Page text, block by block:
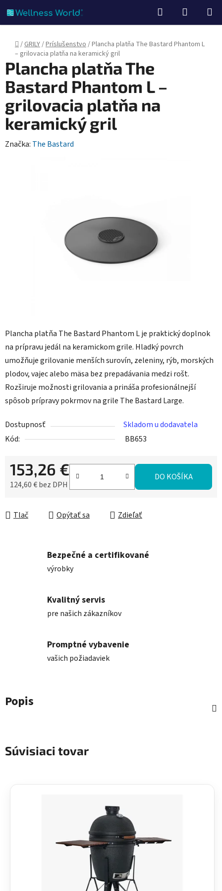
na
obsah
Hľadať
KOŠÍK
Domov
/GRILY/Príslušenstvo/Plancha platňa The Bastard Phantom L
– grilovacia platňa na keramický gril
Plancha platňa The Bastard Phantom L je praktický doplnok
na prípravu jedál na keramickom grile. Hladký povrch
umožňuje grilovanie menších surovín, zeleniny, rýb, morských
plodov, vajec alebo mäsa bez prepadávania medzi rošt.
Rozširuje možnosti grilovania a prináša profesionálnejší
spôsob prípravy pokrmov na grile The Bastard Large.
Dostupnosť
Skladom u dodavatela
Kód:
BB653
153,26 €
124,60 € bez DPH
DO KOŠÍKA
Tlač Opýtať sa Zdieľať
Plancha platňa The
Bastard Phantom L –
grilovacia platňa na
keramický gril
Značka: The Bastard
Bezpečné a certifikované
výrobky
Kvalitný servis
pre našich zákazníkov
Promptné vybavenie
vašich požiadaviek
Popis
Súvisiaci tovar